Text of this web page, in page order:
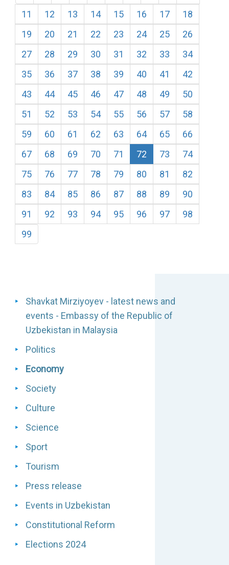
11
12 13 14 15 16 17
18
19
20 21 22 23 24 25
26
27
28 29 30 31 32 33
34
35
36 37 38 39 40 41
42
43
44 45 46 47 48 49
50
51
52 53 54 55 56 57
58
59
60 61 62 63 64 65
66
67
68 69 70 71 72 73
74
75
76 77 78 79 80 81
82
83
84 85 86 87 88 89
90
91
92 93 94 95 96 97
98
99
Shavkat Mirziyoyev - latest news and
events - Embassy of the Republic of
Uzbekistan in Malaysia
Politics
Economy
Society
Culture
Science
Sport
Tourism
Press release
Events in Uzbekistan
Constitutional Reform
Elections 2024